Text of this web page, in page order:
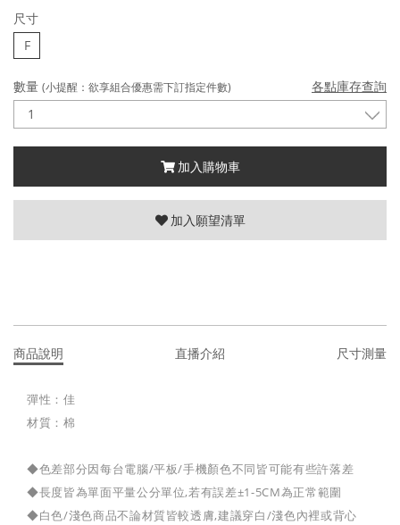
尺寸
F
數量 (小提醒：欲享組合優惠需下訂指定件數) 各點庫存查詢
加入購物車
加入願望清單
商品說明 直播介紹 尺寸測量
彈性：佳
材質：棉
◆色差部分因每台電腦/平板/手機顏色不同皆可能有些許落差
◆長度皆為單面平量公分單位,若有誤差±1-5CM為正常範圍
◆白色/淺色商品不論材質皆較透膚,建議穿白/淺色內裡或背心